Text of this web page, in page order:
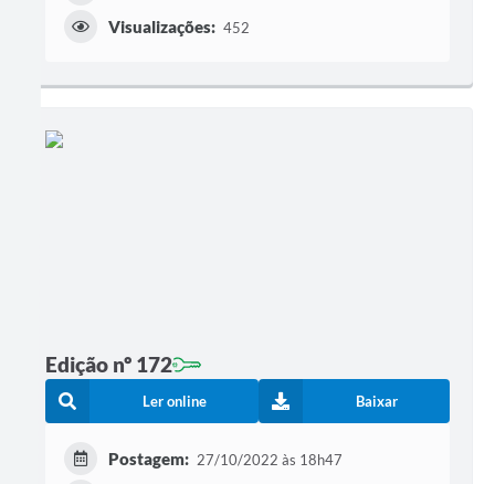
Visualizações: 452
Edição nº 172
Ler online Baixar
Postagem: 27/10/2022 às 18h47